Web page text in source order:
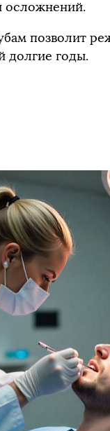
осложнений.
позволит
долгие годы.